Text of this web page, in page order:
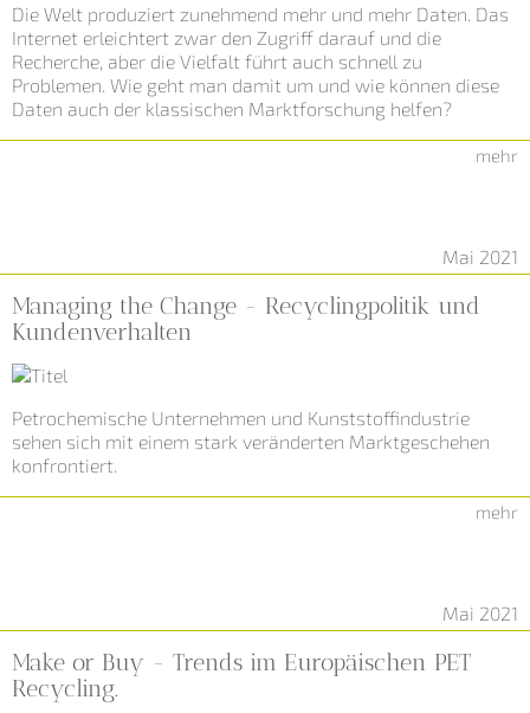
Die Welt produziert zunehmend mehr und mehr Daten. Das
Internet erleichtert zwar den Zugriff darauf und die
Recherche, aber die Vielfalt führt auch schnell zu
Problemen. Wie geht man damit um und wie können diese
Daten auch der klassischen Marktforschung helfen?
mehr
Mai 2021
Managing the Change - Recyclingpolitik und
Kundenverhalten
Petrochemische Unternehmen und Kunststoffindustrie
sehen sich mit einem stark veränderten Marktgeschehen
konfrontiert.
mehr
Mai 2021
Make or Buy - Trends im Europäischen PET
Recycling.